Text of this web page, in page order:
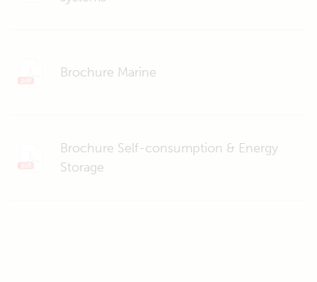
Brochure Marine
Brochure Self-consumption & Energy
Storage